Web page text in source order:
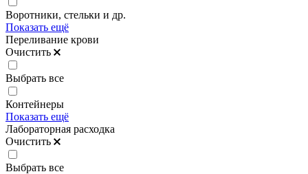
Воротники, стельки и др.
Показать ещё
Переливание крови
Очистить
Выбрать все
Контейнеры
Показать ещё
Лабораторная расходка
Очистить
Выбрать все